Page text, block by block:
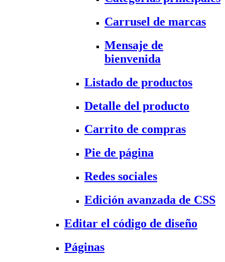
Carrusel de marcas
Mensaje de
bienvenida
Listado de productos
Detalle del producto
Carrito de compras
Pie de página
Redes sociales
Edición avanzada de CSS
Editar el código de diseño
Páginas